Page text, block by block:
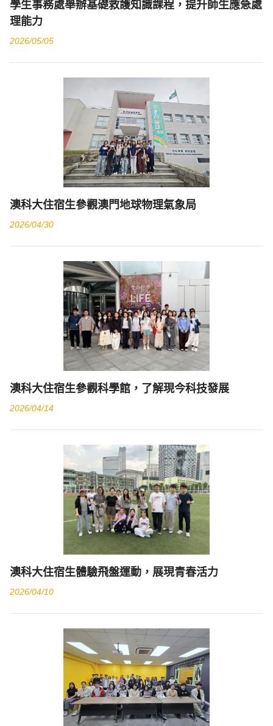
學生事務處舉辦基礎救護知識課程，提升師生應急處
理能力
2026/05/05
澳科大住宿生參觀澳門地球物理氣象局
2026/04/30
澳科大住宿生參觀科學館，了解現今科技發展
2026/04/14
澳科大住宿生體驗飛盤運動，展現青春活力
2026/04/10